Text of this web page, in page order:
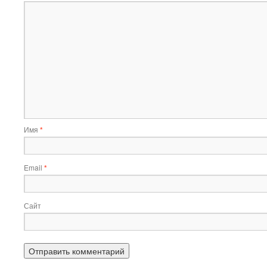
Имя *
Email *
Сайт